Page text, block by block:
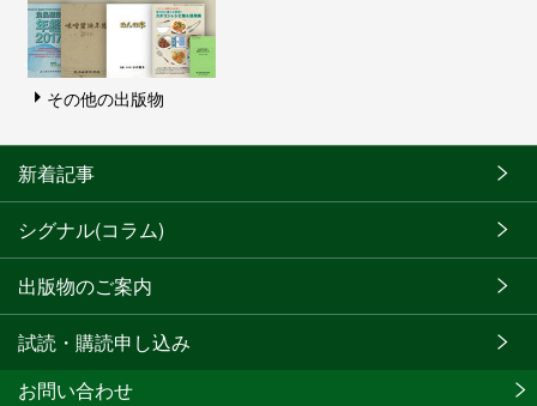
その他の出版物
新着記事
シグナル(コラム)
出版物のご案内
試読・購読申し込み
お問い合わせ